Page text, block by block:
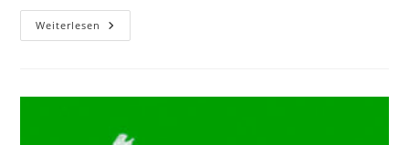
Weiterlesen Meistersänger:innen
Von
Du